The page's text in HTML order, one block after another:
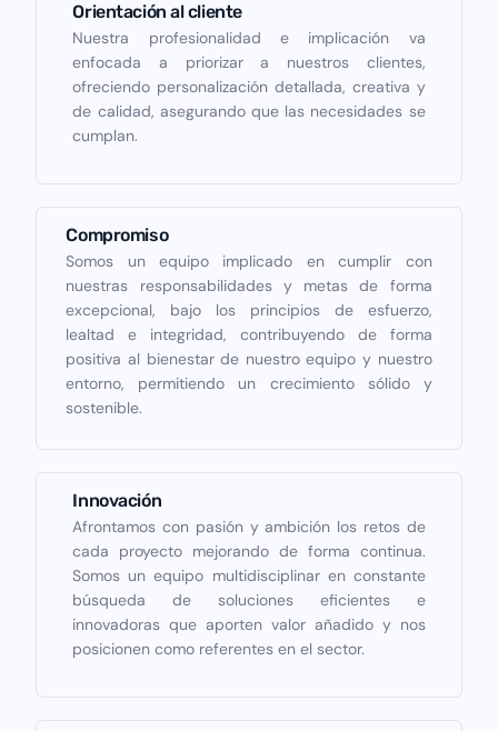
Orientación al cliente
Nuestra profesionalidad e implicación va
enfocada a priorizar a nuestros clientes,
ofreciendo personalización detallada, creativa y
de calidad, asegurando que las necesidades se
cumplan.
Compromiso
Somos un equipo implicado en cumplir con
nuestras responsabilidades y metas de forma
excepcional, bajo los principios de esfuerzo,
lealtad e integridad, contribuyendo de forma
positiva al bienestar de nuestro equipo y nuestro
entorno, permitiendo un crecimiento sólido y
sostenible.
Innovación
Afrontamos con pasión y ambición los retos de
cada proyecto mejorando de forma continua.
Somos un equipo multidisciplinar en constante
búsqueda de soluciones eficientes e
innovadoras que aporten valor añadido y nos
posicionen como referentes en el sector.